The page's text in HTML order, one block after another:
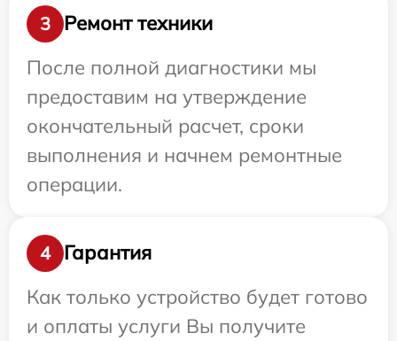
3
Ремонт техники
После полной диагностики мы
предоставим на утверждение
окончательный расчет, сроки
выполнения и начнем ремонтные
операции.
4
Гарантия
Как только устройство будет готово
и оплаты услуги Вы получите